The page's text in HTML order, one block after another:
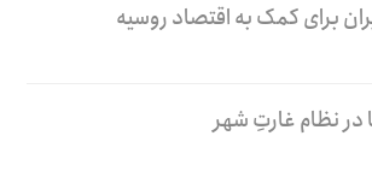
برای کمک به اقتصاد روسیه
نظام غارتِ شهر